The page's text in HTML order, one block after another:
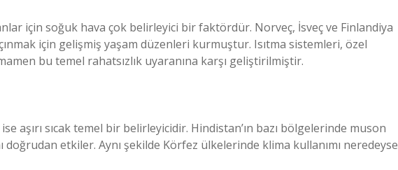
için soğuk hava çok belirleyici bir faktördür. Norveç, İsveç ve Finlandiya
için gelişmiş yaşam düzenleri kurmuştur. Isıtma sistemleri, özel
bu temel rahatsızlık uyaranına karşı geliştirilmiştir.
aşırı sıcak temel bir belirleyicidir. Hindistan’ın bazı bölgelerinde muson
doğrudan etkiler. Aynı şekilde Körfez ülkelerinde klima kullanımı neredeyse